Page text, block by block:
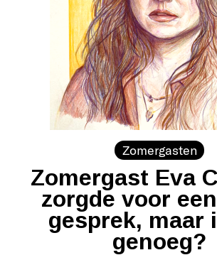
Zomergasten
Zomergast Eva
zorgde voor
gesprek, maar
genoeg?